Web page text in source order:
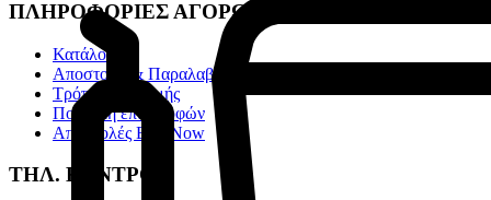
ΠΛΗΡΟΦΟΡΙΕΣ ΑΓΟΡΩΝ
Κατάλογοι
Αποστολή & Παραλαβή
Τρόποι πληρωμής
Πολιτική επιστροφών
Αποστολές Box Now
ΤΗΛ. ΚΕΝΤΡΟ